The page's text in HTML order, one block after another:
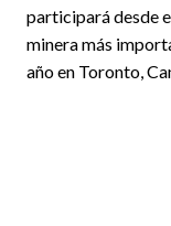
participará desde
minera más
año en Toronto,